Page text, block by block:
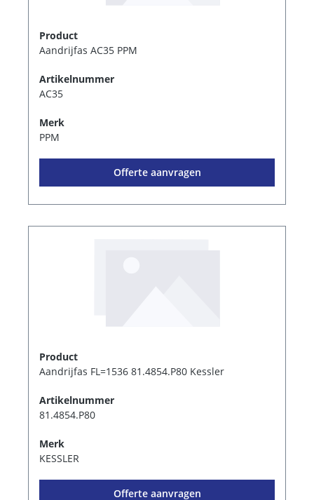
Product
Aandrijfas AC35 PPM
Artikelnummer
AC35
Merk
PPM
Offerte aanvragen
Product
Aandrijfas FL=1536 81.4854.P80 Kessler
Artikelnummer
81.4854.P80
Merk
KESSLER
Offerte aanvragen